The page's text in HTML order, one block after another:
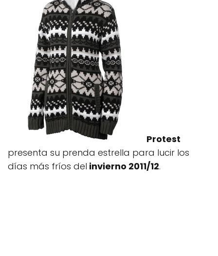
Protest
presenta su prenda estrella para lucir los
días más fríos del invierno 2011/12.